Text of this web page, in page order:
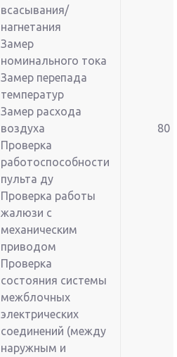
всасывания/
нагнетания
Замер
номинального тока
Замер перепада
температур
Замер расхода
воздуха
Проверка
работоспособности
пульта ду
Проверка работы
жалюзи с
механическим
приводом
Проверка
состояния системы
межблочных
электрических
соединений (между
наружным и
80